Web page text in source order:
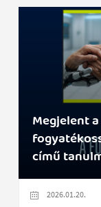
Megjelent
című
2026.01.20.